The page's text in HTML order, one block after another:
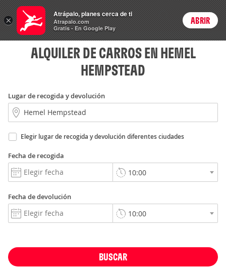
Rent
a Car Login
ALQUILER DE CARROS EN HEMEL
HEMPSTEAD
Lugar de recogida y devolución
Elegir lugar de recogida y devolución diferentes ciudades
Fecha de recogida
Fecha de devolución
BUSCAR
×
Atrápalo, planes cerca de ti
Atrapalo.com
Gratis - En Google Play
ABRIR